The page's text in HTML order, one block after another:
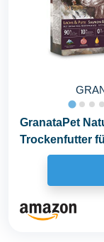
GranataPet
Trockenfutter
& ohne...